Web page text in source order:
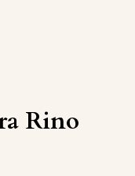
Rino